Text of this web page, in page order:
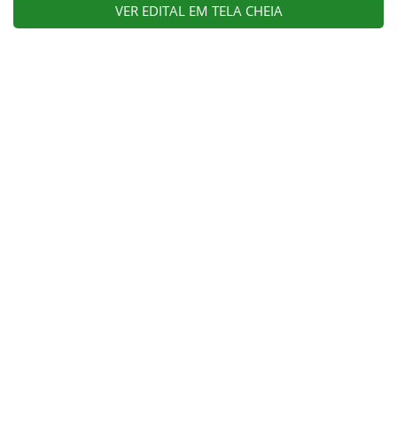
VER EDITAL EM TELA CHEIA